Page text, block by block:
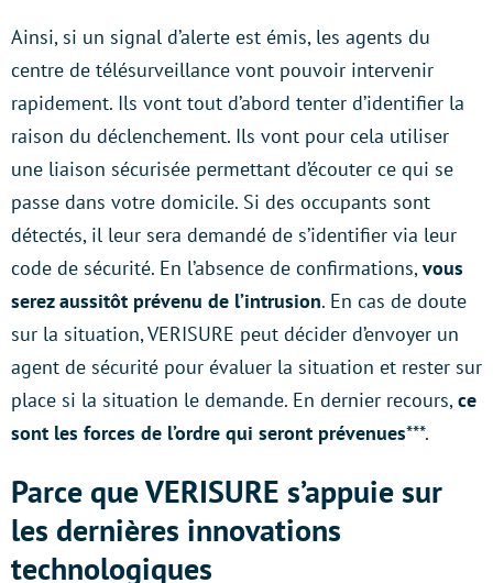
Ainsi, si un signal d’alerte est émis, les agents du
centre de télésurveillance vont pouvoir intervenir
rapidement. Ils vont tout d’abord tenter d’identifier la
raison du déclenchement. Ils vont pour cela utiliser
une liaison sécurisée permettant d’écouter ce qui se
passe dans votre domicile. Si des occupants sont
détectés, il leur sera demandé de s’identifier via leur
code de sécurité. En l’absence de confirmations,vous
serez aussitôt prévenu de l’intrusion. En cas de doute
sur la situation, VERISURE peut décider d’envoyer un
agent de sécurité pour évaluer la situation et rester sur
place si la situation le demande. En dernier recours,ce
sont les forces de l’ordre qui seront prévenues***.
Parce que VERISURE s’appuie sur
les dernières innovations
technologiques